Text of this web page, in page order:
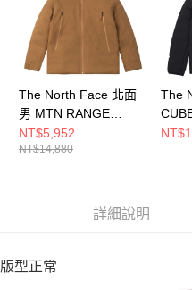
The North Face 北面
男 MTN RANGE
DOWN JACKET - AP
連帽羽絨外套
NT$5,952
NT$14,880
The
詳細說明
版型正常